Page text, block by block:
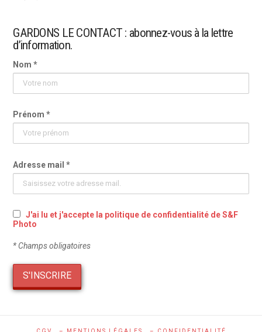
GARDONS LE CONTACT : abonnez-vous à la lettre
d’information.
Nom *
Prénom *
Adresse mail *
J'ai lu et j'accepte la politique de confidentialité de S&F
Photo
* Champs obligatoires